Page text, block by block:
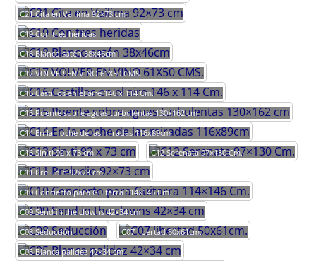
C21 Cita en Vailima 92×73 cm
C19 Con tres heridas
C18 Blanco satén 38x46cm
C17 VOLVER EN VINO 61X50 CMS.
C16 Castillos en el aire 146 x 114 Cm.
C15 Puente sobre aguas turbulentas 130×162 cm
C14 En la noche de las miradas 116x89cm
C13 Sin ti 92 x 73 cm
C12 Serenata 97×130 Cm.
C11 Preludio 92×73 cm
C10 Concierto para Guitarra 114×146 Cm.
C09 Send in the clowns 42×34 cm
C08 Seducción
C07 libertad 50x61cm.
C05 Blanca palidez 42×34 cm